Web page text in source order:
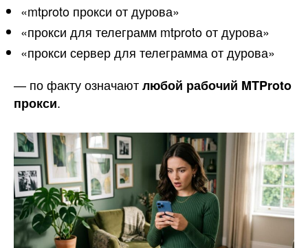
«mtproto прокси от дурова»
«прокси для телеграмм mtproto от дурова»
«прокси сервер для телеграмма от дурова»
— по факту означаютлюбой рабочий MTProto
прокси.